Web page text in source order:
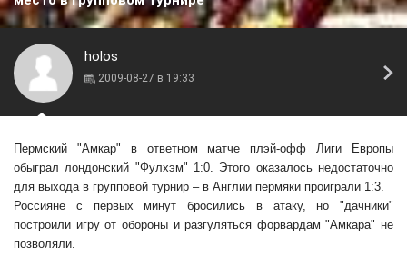
holos
2009-08-27 в 19:33
Пермский "Амкар" в ответном матче плэй-офф Лиги Европы
обыграл лондонский "Фулхэм" 1:0. Этого оказалось недостаточно
для выхода в групповой турнир – в Англии пермяки проиграли 1:3.
Россияне с первых минут бросились в атаку, но "дачники"
построили игру от обороны и разгуляться форвардам "Амкара" не
позволяли.